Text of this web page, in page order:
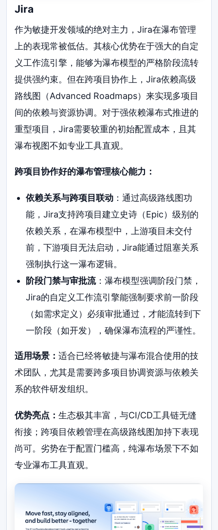
Jira
作为敏捷开发领域的绝对主力，Jira在瀑布管理
上的表现常被低估。其核心优势在于强大的自定
义工作流引擎，能够为瀑布模型的严格阶段流转
提供强约束。但在跨项目协作上，Jira依赖高级
路线图（Advanced Roadmaps）来实现多项目
间的依赖与资源协调。对于强依赖瀑布式推进的
重型项目，Jira需要较重的初始配置成本，且其
瀑布视图不如专业工具直观。
跨项目协作好的瀑布管理核心能力：
依赖关系与跨项目联动：通过高级路线图功
能，Jira支持跨项目建立史诗（Epic）级别的
依赖关系，在瀑布模型中，上游项目未交付
前，下游项目无法启动，Jira能通过阻塞关系
强制执行这一瀑布逻辑。
阶段门禁与审批流：瀑布模型强调阶段门禁，
Jira的自定义工作流引擎能强制要求前一阶段
（如需求定义）必须审批通过，才能流转到下
一阶段（如开发），确保瀑布流程的严谨性。
适用场景：适合已经将敏捷与瀑布混合使用的技
术团队，尤其是需要跨多项目协调资源与依赖关
系的软件研发组织。
优势亮点：生态极其丰富，与CI/CD工具链无缝
衔接；跨项目依赖管理在高级路线图加持下表现
尚可。劣势在于配置门槛高，纯瀑布场景下不如
专业瀑布工具直观。